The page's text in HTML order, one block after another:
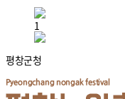
1
평창군청